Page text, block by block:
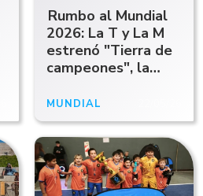
Rumbo al Mundial
2026: La T y La M
estrenó "Tierra de
campeones", la
musical para
alentar a la
Scaloneta
MUNDIAL